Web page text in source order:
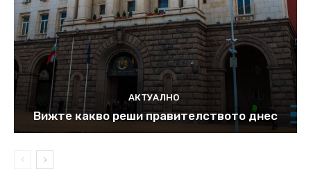
АКТУАЛНО
Вижте какво реши правителството днес